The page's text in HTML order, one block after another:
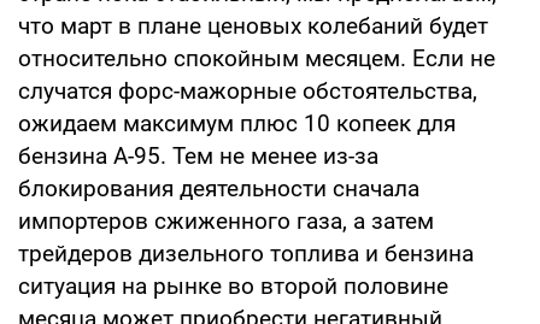
что март в плане ценовых колебаний будет
относительно спокойным месяцем. Если не
случатся форс-мажорные обстоятельства,
ожидаем максимум плюс 10 копеек для
бензина А-95. Тем не менее из-за
блокирования деятельности сначала
импортеров сжиженного газа, а затем
трейдеров дизельного топлива и бензина
ситуация на рынке во второй половине
месяца может приобрести негативный